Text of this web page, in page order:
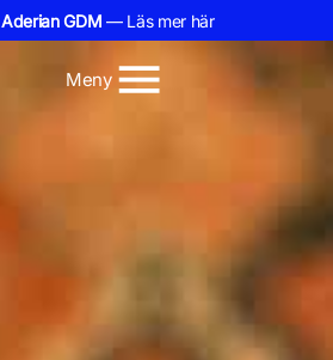
Aderian GDM — Läs mer här
Meny